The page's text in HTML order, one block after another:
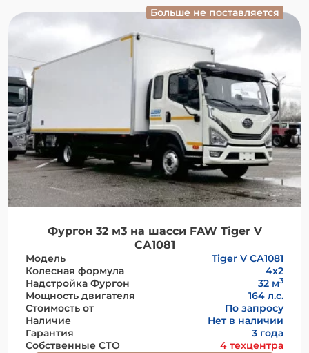
Больше не поставляется
Фургон 32 м3 на шасси FAW Tiger V
СА1081
Модель
Tiger V СА1081
Колесная формула
4х2
Надстройка Фургон
32 м3
Мощность двигателя
164 л.с.
Стоимость от
По запросу
Наличие
Нет в наличии
Гарантия
3 года
Собственные СТО
4 техцентра